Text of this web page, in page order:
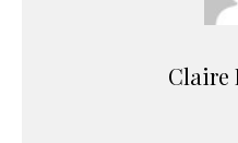
Claire